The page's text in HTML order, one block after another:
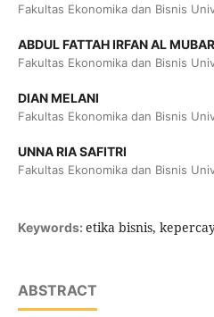
Fakultas Ekonomika dan Bisnis
ABDUL FATTAH IRFAN AL
Fakultas Ekonomika dan Bisnis
DIAN MELANI
Fakultas Ekonomika dan Bisnis
UNNA RIA SAFITRI
Fakultas Ekonomika dan Bisnis
Keywords: etika bisnis,
ABSTRACT